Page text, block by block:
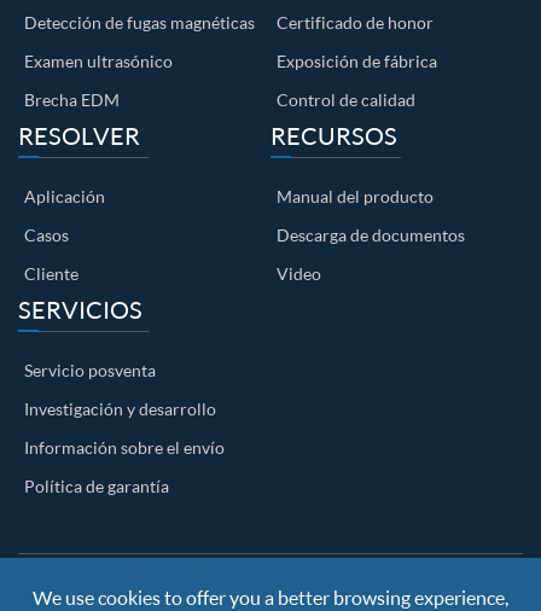
Detección de fugas magnéticas
Examen ultrasónico
Brecha EDM
Certificado de honor
Exposición de fábrica
Control de calidad
RESOLVER
Aplicación
Casos
Cliente
RECURSOS
Manual del producto
Descarga de documentos
Video
SERVICIOS
Servicio posventa
Investigación y desarrollo
Información sobre el envío
Política de garantía
Copyright ©Nanjing BKN Automation System Co.,LTD.All
We use cookies to offer you a better browsing experience,